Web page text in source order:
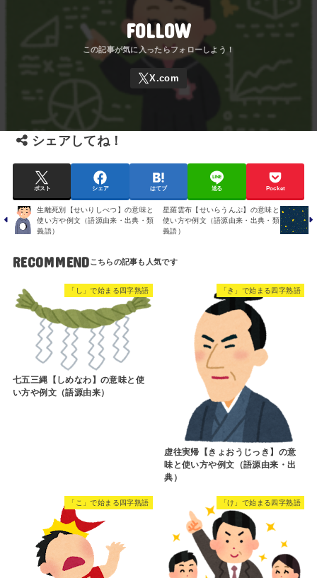
FOLLOW
シェアしてね！
ポスト シェア はてブ 送る Pocket
生離死別【せいりしべつ】の意味と
使い方や例文（語源由来・出典・類
義語）
星羅雲布【せいらうんぷ】の意味と
使い方や例文（語源由来・出典・類
義語）
RECOMMEND
「し」で始まる四字熟語
七五三縄【しめなわ】の意味と使
い方や例文（語源由来）
「き」で始まる四字熟語
虚往実帰【きょおうじっき】の意
味と使い方や例文（語源由来・出
典）
「こ」で始まる四字熟語 「け」で始まる四字熟語